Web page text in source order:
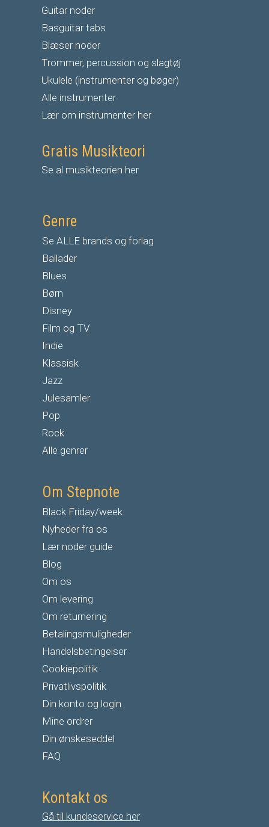
Guitar noder
Basguitar tabs
Blæser noder
Trommer, percussion og slagtøj
Ukulele (instrumenter og bøger)
Alle instrumenter
Lær om instrumenter her
Gratis Musikteori
Se al musikteorien her
Genre
Se ALLE brands og forlag
Ballader
Blues
Børn
Disney
Film og TV
Indie
Klassisk
Jazz
Julesamler
Pop
Rock
Alle genrer
Om Stepnote
Black Friday/week
Nyheder fra os
Lær noder guide
Blog
Om os
Om levering
Om returnering
Betalingsmuligheder
Handelsbetingelser
Cookiepolitik
Privatlivspolitik
Din konto og login
Mine ordrer
Din ønskeseddel
FAQ
Kontakt os
Gå til kundeservice her